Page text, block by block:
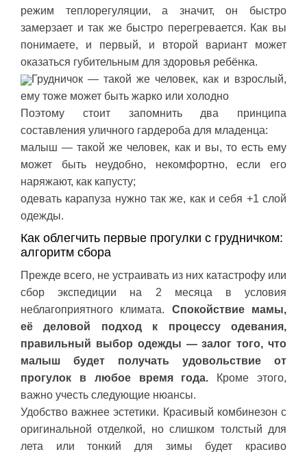
режим теплорегуляции, а значит, он быстро
замерзает и так же быстро перегревается. Как вы
понимаете, и первый, и второй вариант может
оказаться губительным для здоровья ребёнка.
Грудничок — такой же человек, как и взрослый,
ему тоже может быть жарко или холодно
Поэтому стоит запомнить два принципа
составления уличного гардероба для младенца:
малыш — такой же человек, как и вы, то есть ему
может быть неудобно, некомфортно, если его
наряжают, как капусту;
одевать карапуза нужно так же, как и себя +1 слой
одежды.
Как облегчить первые прогулки с грудничком:
алгоритм сбора
Прежде всего, не устраивать из них катастрофу или
сбор экспедиции на 2 месяца в условия
неблагоприятного климата. Спокойствие мамы,
её деловой подход к процессу одевания,
правильный выбор одежды — залог того, что
малыш будет получать удовольствие от
прогулок в любое время года.
Кроме этого,
важно учесть следующие нюансы.
Удобство важнее эстетики. Красивый комбинезон с
оригинальной отделкой, но слишком толстый для
лета или тонкий для зимы будет красиво